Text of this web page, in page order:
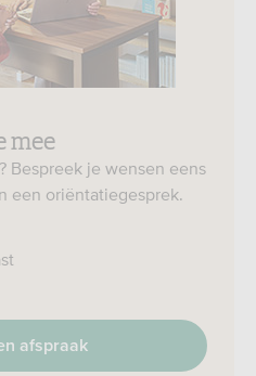
mee
Bespreek je wensen eens
een oriëntatiegesprek.
afspraak